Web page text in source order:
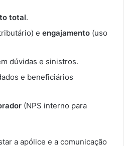
total.
e engajamento (uso
dúvidas e sinistros.
e beneficiários
(NPS interno para
a apólice e a comunicação